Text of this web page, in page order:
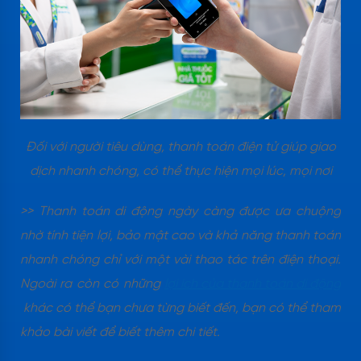
Đối với người tiêu dùng, thanh toán điện tử giúp giao
dịch nhanh chóng, có thể thực hiện mọi lúc, mọi nơi
>> Thanh toán di động ngày càng được ưa chuộng
nhờ tính tiện lợi, bảo mật cao và khả năng thanh toán
nhanh chóng chỉ với một vài thao tác trên điện thoại.
Ngoài ra còn có những
khác có thể bạn chưa từng biết đến, bạn có thể tham
khảo bài viết để biết thêm chi tiết.